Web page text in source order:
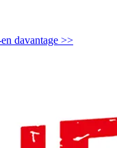
davantage >>